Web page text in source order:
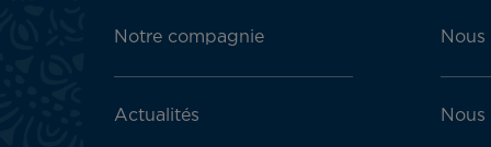
menu
Notre compagnie
Actualités